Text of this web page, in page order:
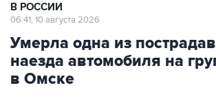
В РОССИИ
06:41, 10 августа 2026
Умерла одна из
наезда автомобиля на
в Омске